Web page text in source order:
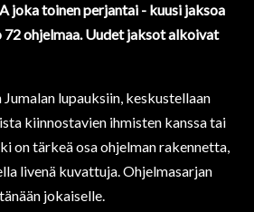
joka toinen perjantai - kuusi jaksoa
72 ohjelmaa. Uudet jaksot alkoivat
lupauksiin, keskustellaan
kiinnostavien ihmisten kanssa tai
on tärkeä osa ohjelman rakennetta,
livenä kuvattuja. Ohjelmasarjan
jokaiselle.